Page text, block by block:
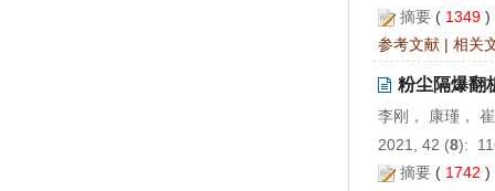
摘要 ( 1349
参考文献 | 相关
粉尘隔爆翻
李刚， 康瑾，
2021, 42 (8):
摘要 ( 1742